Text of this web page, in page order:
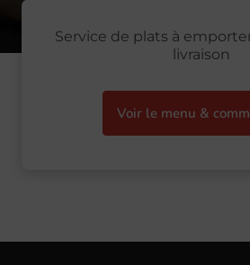
Service de plats à
livraison
Voir le menu &